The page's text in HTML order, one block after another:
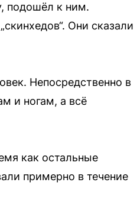
подошёл к ним.
Они сказали
Непосредственно в
и ногам, а всё
как остальные
примерно в течение